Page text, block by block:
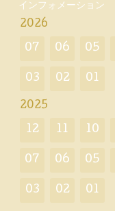
インフォメーション
2026
07 06 05
03 02 01
2025
12 11 10
07 06 05
03 02 01